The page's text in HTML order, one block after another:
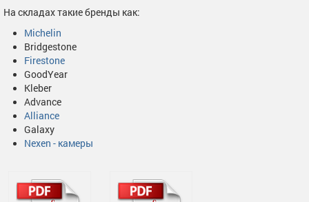
На складах такие бренды как:
Michelin
Bridgestone
Firestone
GoodYear
Kleber
Advance
Alliance
Galaxy
Nexen - камеры